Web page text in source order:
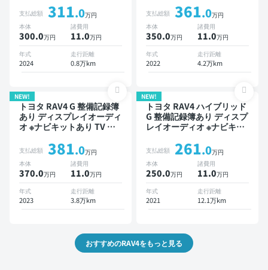
モニター ドライブレコーダ
ー フルエアロ 衝突軽減
支払総額 311.0万円
本体
300.0万円
諸費用
11.0万円
年式
2024
走行距離
0.8万km
ドスポットモニター オート
クルーズ スマートキー
ETC 電動バックドア バッ
クモニター 全方位カメラ
ドライブレコーダー 衝突軽
減
支払総額 361.0万円
本体
350.0万円
諸費用
11.0万円
年式
2022
走行距離
4.2万km
NEW!
トヨタ RAV4 G 整備記録簿
あり ディスプレイオーディ
オ ※ナビキットあり TV ブ
オートクルーズ スマートキ
ー ETC 電動バックドア バ
ックモニター 全方位カメラ
ドライブレコーダー 衝突軽
減
支払総額 381.0万円
本体
370.0万円
諸費用
11.0万円
年式
2023
走行距離
3.8万km
NEW!
トヨタ RAV4 ハイブリッド
G 整備記録簿あり ディスプ
レイオーディオ ※ナビキッ
モニター オートクルーズ
スマートキー ETC 電動バ
ックドア バックモニター
全方位カメラ ドライブレコ
ーダー 衝突軽減
支払総額 261.0万円
本体
250.0万円
諸費用
11.0万円
年式
2021
走行距離
12.1万km
おすすめのRAV4をもっと見る